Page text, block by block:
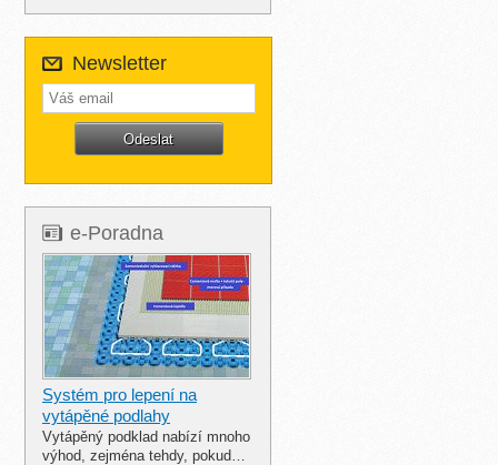
Newsletter
e-Poradna
Systém pro lepení na
vytápěné podlahy
Vytápěný podklad nabízí mnoho
výhod, zejména tehdy, pokud…